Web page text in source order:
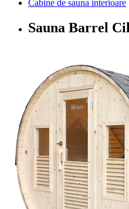
Cabine de sauna interioare
Sauna Barrel